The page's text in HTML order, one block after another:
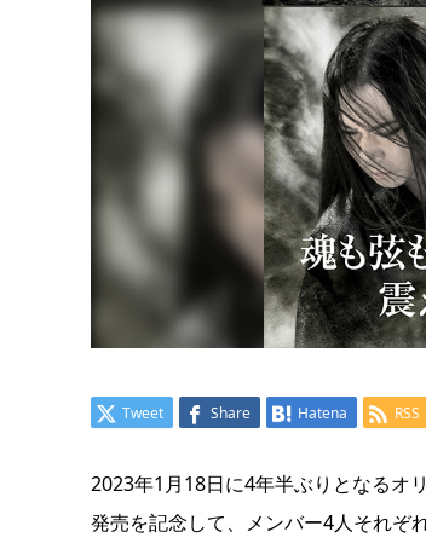
Tweet Share Hatena RSS
2023年1月18日に4年半ぶりとなるオ
発売を記念して、メンバー4人それぞ